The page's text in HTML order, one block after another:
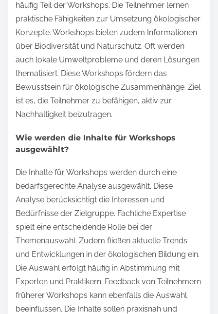
häufig Teil der Workshops. Die Teilnehmer lernen
praktische Fähigkeiten zur Umsetzung ökologischer
Konzepte. Workshops bieten zudem Informationen
über Biodiversität und Naturschutz. Oft werden
auch lokale Umweltprobleme und deren Lösungen
thematisiert. Diese Workshops fördern das
Bewusstsein für ökologische Zusammenhänge. Ziel
ist es, die Teilnehmer zu befähigen, aktiv zur
Nachhaltigkeit beizutragen.
Wie werden die Inhalte für Workshops
ausgewählt?
Die Inhalte für Workshops werden durch eine
bedarfsgerechte Analyse ausgewählt. Diese
Analyse berücksichtigt die Interessen und
Bedürfnisse der Zielgruppe. Fachliche Expertise
spielt eine entscheidende Rolle bei der
Themenauswahl. Zudem fließen aktuelle Trends
und Entwicklungen in der ökologischen Bildung ein.
Die Auswahl erfolgt häufig in Abstimmung mit
Experten und Praktikern. Feedback von Teilnehmern
früherer Workshops kann ebenfalls die Auswahl
beeinflussen. Die Inhalte sollen praxisnah und